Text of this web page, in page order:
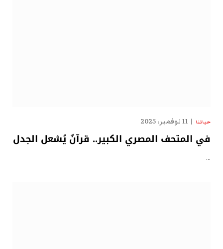
حياتنا 11 نوفمبر، 2025
في المتحف المصري الكبير.. قرآنٌ يُشعل الجدل
…